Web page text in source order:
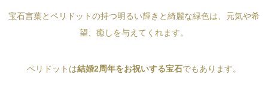
宝石言葉とペリドットの持つ明るい輝きと綺麗な緑色は、元気や希
望、癒しを与えてくれます。
ペリドットは結婚2周年をお祝いする宝石でもあります。